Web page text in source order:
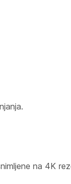
na 4K